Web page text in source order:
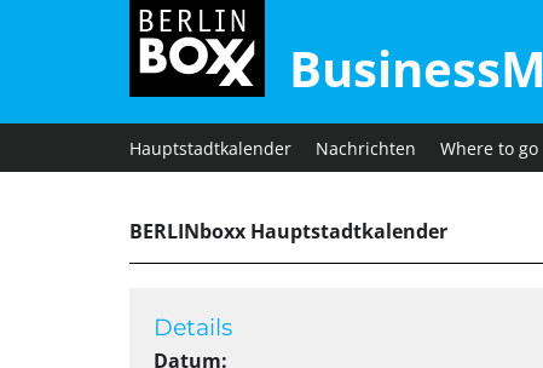
Hauptstadtkalender Nachrichten Where to go
BERLINboxx Hauptstadtkalender
Details
Datum: